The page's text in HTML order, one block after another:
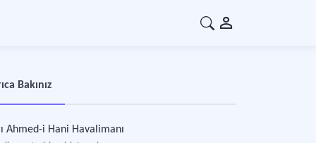
Bakınız
Ahmed-i Hani Havalimanı